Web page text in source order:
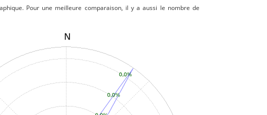
Pour une meilleure comparaison, il y a aussi le nombre de